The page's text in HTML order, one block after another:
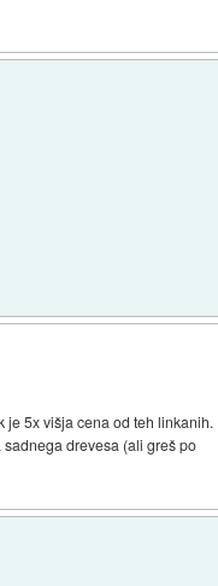
je 5x višja cena od teh linkanih.
drevesa (ali greš po